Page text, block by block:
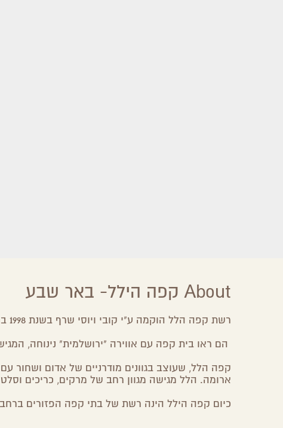
About קפה הילל- באר שבע
רשת קפה הלל הוקמה ע"י קובי ויוסי שרף בשנת 1998 ברחוב הלל בירושלים מקור שם הרשת.
הם ראו בית קפה עם אווירה "ירושלמית" נינוחה,
קפה הלל, שעוצב בגוונים מודרניים של אדום ושחור
ארומה. הלל מגישה מגוון רחב של מרקים, כריכים
כיום קפה הילל הינה רשת של בתי קפה הפזורים